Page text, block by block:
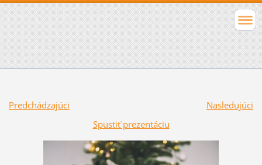
Predchádzajúci
Nasledujúci
Spustiť prezentáciu